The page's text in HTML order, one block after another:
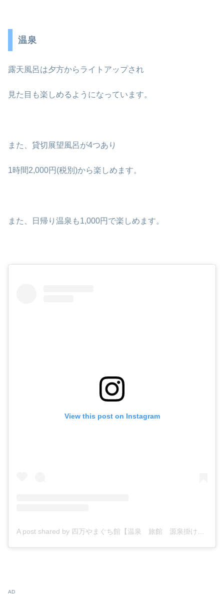
温泉
露天風呂は夕方からライトアップされ
見た目も楽しめるようになっています。
また、貸切展望風呂が4つあり
1時間2,000円(税別)から楽しめます。
また、日帰り温泉も1,000円で楽しめます。
View this post on Instagram
A post shared by 四万やまぐち館【温泉 旅館 源泉掛け流し】 (@shimaonsenyamaguchikan)
AD